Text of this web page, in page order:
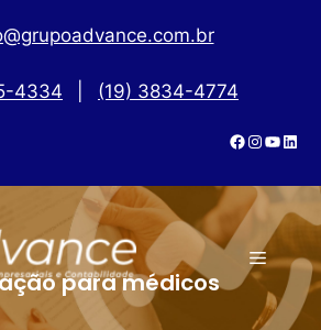
4334 (19) 3834-4774
para médicos